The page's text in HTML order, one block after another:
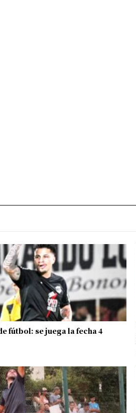
fútbol: se juega la fecha 4